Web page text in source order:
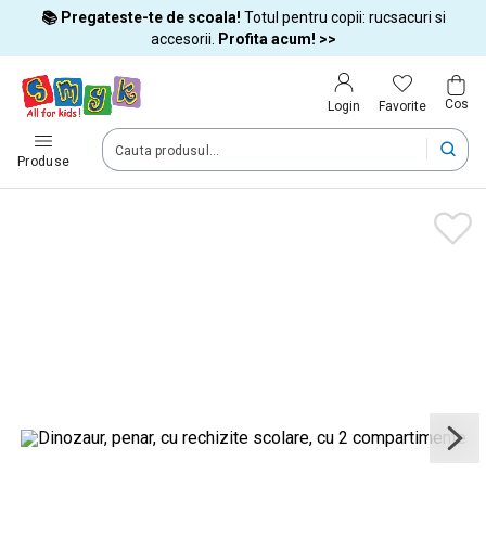
📚 Pregateste-te de scoala! Totul pentru copii: rucsacuri si
accesorii.
Profita acum! >>
Login Favorite Cos
Produse
Tara si limba
Alege tara si treci la cumparaturi
România (Romania)
Dupa schimbarea tarii, unele produse pot fi eliminate din cos